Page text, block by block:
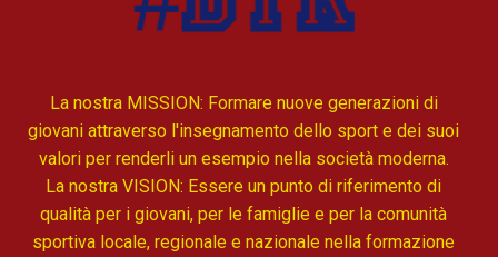
La nostra MISSION: Formare nuove generazioni di
giovani attraverso l'insegnamento dello sport e dei suoi
valori per renderli un esempio nella società moderna.
La nostra VISION: Essere un punto di riferimento di
qualità per i giovani, per le famiglie e per la comunità
sportiva locale, regionale e nazionale nella formazione